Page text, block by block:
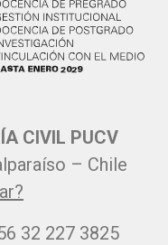
CIVIL PUCV
– Chile
32 227 3825